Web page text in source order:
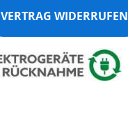
VERTRAG WIDERRUFEN